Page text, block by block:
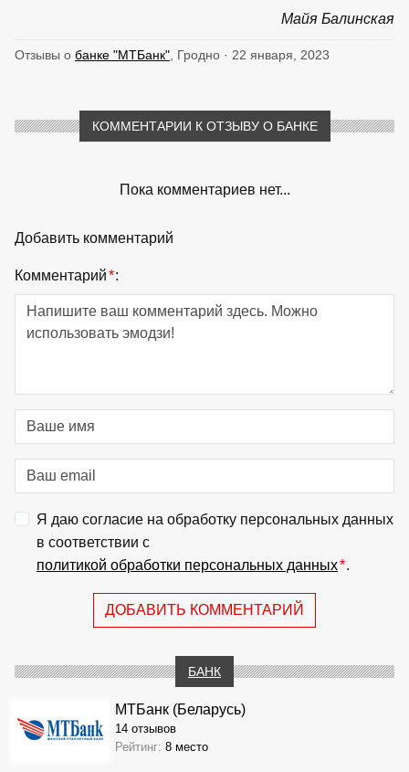
Майя Балинская
Отзывы о банке "МТБанк" , Гродно · 22 января, 2023
КОММЕНТАРИИ К ОТЗЫВУ О БАНКЕ
Пока комментариев нет...
Добавить комментарий
Комментарий*:
Я даю согласие на обработку персональных данных
в соответствии с
политикой обработки персональных данных*.
ДОБАВИТЬ КОММЕНТАРИЙ
БАНК
МТБанк (Беларусь)
14 отзывов
Рейтинг: 8 место